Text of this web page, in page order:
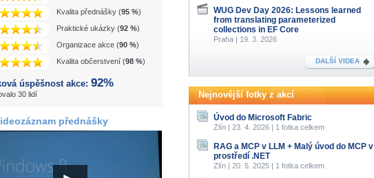
Kvalita přednášky (95 %)
Praktické ukázky (92 %)
Organizace akce (90 %)
Kvalita občerstvení (98 %)
úspěšnost akce: 92%
30 lidí
přednášky
WUG Dev Day 2026: Lessons learned
from translating parameterized
collections in EF Core
Praha | 19. 3. 2026
DALŠÍ VIDEA
Nejnovější fotky z akcí
Úvod do Microsoft Fabric
Zlín | 23. 4. 2026 | 1 fotka celkem
RAG a MCP v LLM + Malý úvod do MCP v
prostředí .NET
Zlín | 20. 5. 2025 | 1 fotka celkem